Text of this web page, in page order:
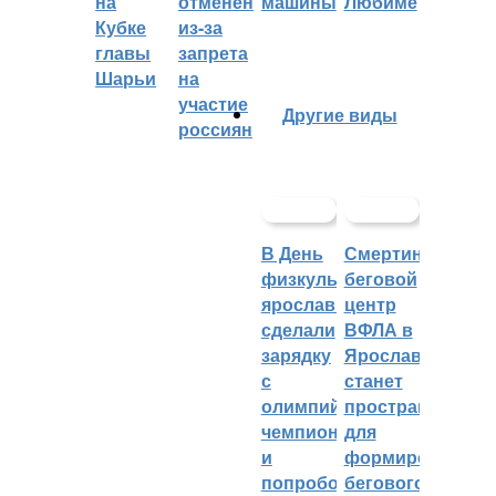
Кубке
главы
Шарьи
из-за
запрета
на
участие
россиян
Другие виды
В День
физкультурника
ярославцы
сделали
зарядку
с
олимпийским
чемпионом
и
попробовали
Смертин:
беговой
центр
ВФЛА в
Ярославле
станет
пространством
для
формирования
бегового